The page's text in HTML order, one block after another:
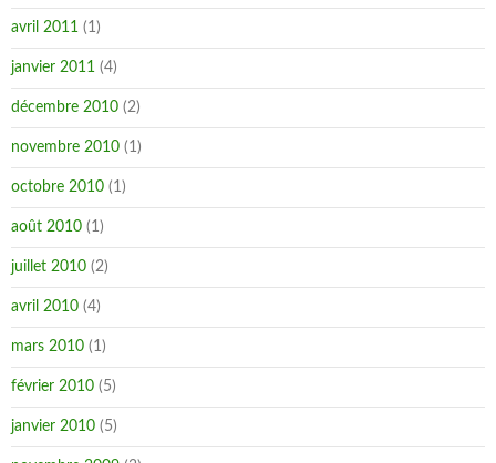
avril 2011 (1)
janvier 2011 (4)
décembre 2010 (2)
novembre 2010 (1)
octobre 2010 (1)
août 2010 (1)
juillet 2010 (2)
avril 2010 (4)
mars 2010 (1)
février 2010 (5)
janvier 2010 (5)